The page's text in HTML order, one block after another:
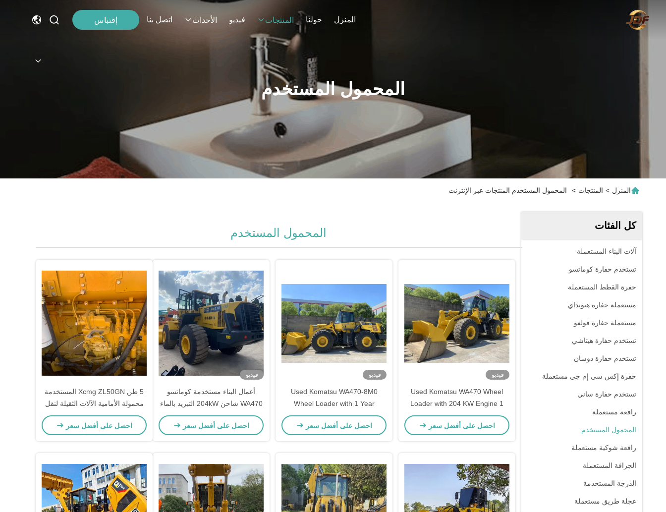
المنزل حولنا المنتجات فيديو الأحداث اتصل بنا إقتباس
المحمول المستخدم
المنزل > المنتجات > المحمول المستخدم المنتجات عبر الإنترنت
كل الفئات
آلات البناء المستعملة
تستخدم حفارة كوماتسو
حفرة القطط المستعملة
مستعملة حفارة هيونداي
مستعملة حفارة فولفو
تستخدم حفارة هيتاشي
تستخدم حفارة دوسان
حفرة إكس سي إم جي مستعملة
تستخدم حفارة ساني
رافعة مستعملة
المحمول المستخدم
رافعة شوكية مستعملة
الجرافة المستعملة
الدرجة المستخدمة
عجلة طريق مستعملة
المحمول المستخدم
فيديو
Used Komatsu WA470 Wheel
Loader with 204 KW Engine 1
Year Warranty for Earthmoving
Machinery
احصل على أفضل سعر
فيديو
Used Komatsu WA470-8M0
Wheel Loader with 1 Year
Warranty and 3.60 - 5.20 m³
Bucket Capacity
احصل على أفضل سعر
فيديو
أعمال البناء مستخدمة كوماتسو
WA470 شاحن 204kW التبريد بالماء
شاحنات اليد الثانية
احصل على أفضل سعر
5 طن Xcmg ZL50GN المستخدمة
محمولة الأمامية الآلات الثقيلة لنقل
الطوب
احصل على أفضل سعر